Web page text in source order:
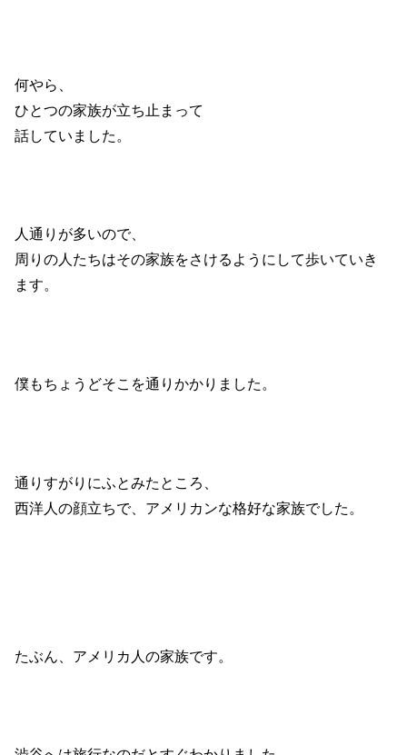
何やら、
ひとつの家族が立ち止まって
話していました。
人通りが多いので、
周りの人たちはその家族をさけるようにして歩いていき
ます。
僕もちょうどそこを通りかかりました。
通りすがりにふとみたところ、
西洋人の顔立ちで、アメリカンな格好な家族でした。
たぶん、アメリカ人の家族です。